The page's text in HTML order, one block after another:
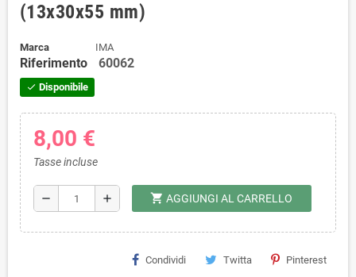
(13x30x55 mm)
Marca IMA
Riferimento 60062
check Disponibile
8,00 €
Tasse incluse
remove add shopping_cart AGGIUNGI AL CARRELLO
Condividi Twitta Pinterest